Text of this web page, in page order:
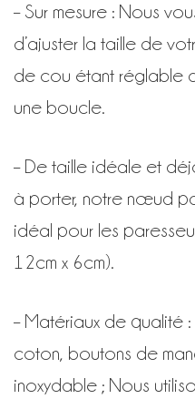
– Sur mesure : Nous
d’ajuster la taille de
de cou étant réglable
une boucle.
– De taille idéale et
à porter, notre nœud
idéal pour les
12cm x 6cm).
– Matériaux de qualité
coton, boutons de
inoxydable ; Nous